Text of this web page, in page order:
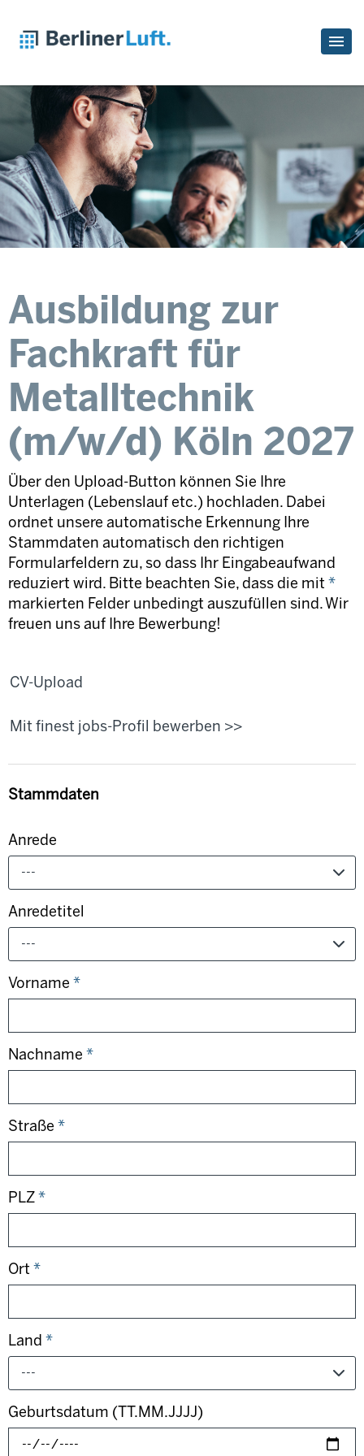
Ausbildung zur
Fachkraft für
Metalltechnik
(m/w/d) Köln 2027
Über den Upload-Button können Sie Ihre
Unterlagen (Lebenslauf etc.) hochladen. Dabei
ordnet unsere automatische Erkennung Ihre
Stammdaten automatisch den richtigen
Formularfeldern zu, so dass Ihr Eingabeaufwand
reduziert wird. Bitte beachten Sie, dass die mit *
markierten Felder unbedingt auszufüllen sind. Wir
freuen uns auf Ihre Bewerbung!
CV-Upload
Mit finest jobs-Profil bewerben >>
Stammdaten
Anrede
---
Anredetitel
---
Vorname *
Nachname *
Straße *
PLZ*
Ort *
Land *
---
Geburtsdatum (TT.MM.JJJJ)